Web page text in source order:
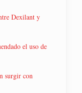
Dexilant y
el uso de
surgir con